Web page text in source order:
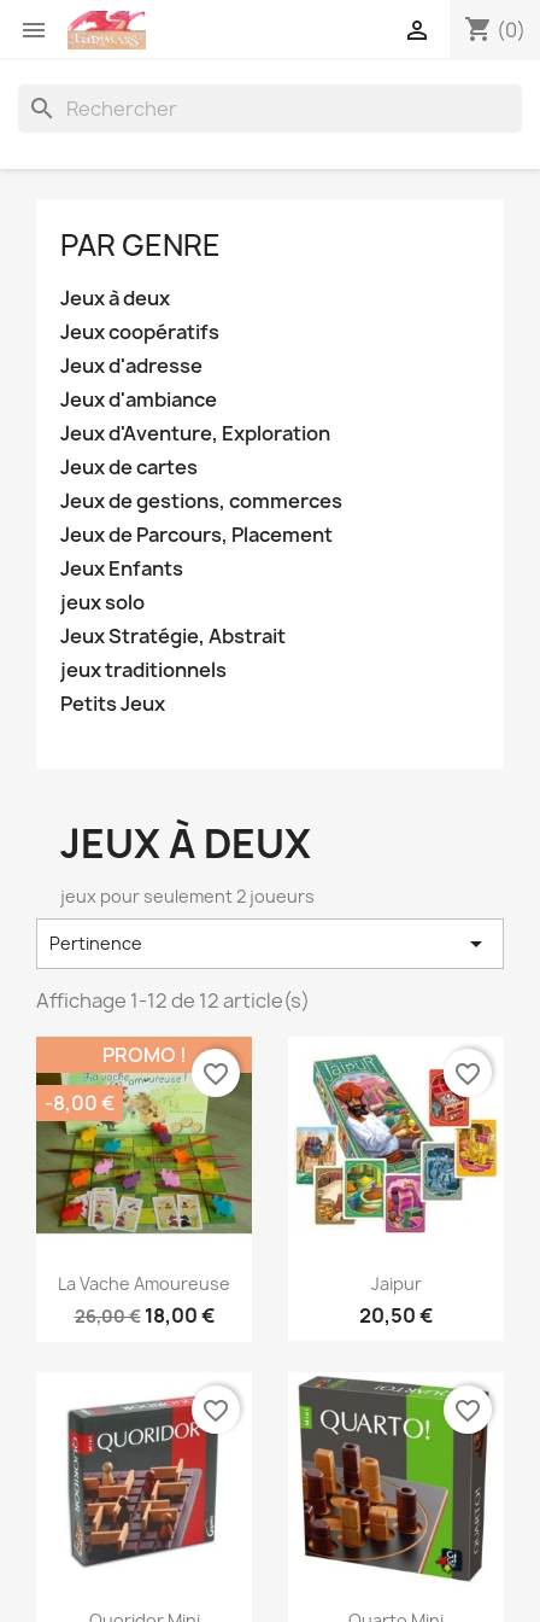
 shopping_cart (0)

search
PAR GENRE
Jeux à deux
Jeux coopératifs
Jeux d'adresse
Jeux d'ambiance
Jeux d'Aventure, Exploration
Jeux de cartes
Jeux de gestions, commerces
Jeux de Parcours, Placement
Jeux Enfants
jeux solo
Jeux Stratégie, Abstrait
jeux traditionnels
Petits Jeux
JEUX À DEUX
jeux pour seulement 2 joueurs
Pertinence 
Affichage 1-12 de 12 article(s)
Aperçu rapide
La Vache Amoureuse
26,00 € 18,00 €
PROMO !
-8,00 €
favorite_border
Aperçu rapide
Jaipur
20,50 €
favorite_border
Aperçu rapide
favorite_border
Aperçu rapide
favorite_border